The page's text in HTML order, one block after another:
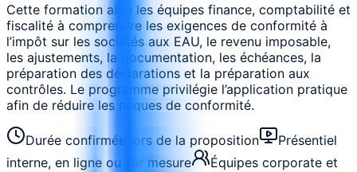
Cette formation aide les équipes finance, comptabilité et
fiscalité à comprendre les exigences de conformité à
l’impôt sur les sociétés aux EAU, le revenu imposable,
les ajustements, la documentation, les échéances, la
préparation des déclarations et la préparation aux
contrôles. Le programme privilégie l’application pratique
afin de réduire les risques de conformité.
Durée confirmée lors de la proposition
Présentiel
interne, en ligne ou sur mesure
Équipes corporate et